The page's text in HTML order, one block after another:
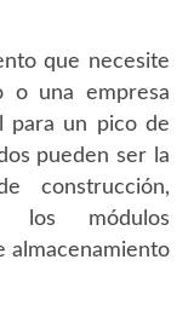
que necesite
o una empresa
para un pico de
pueden ser la
construcción,
los módulos
almacenamiento